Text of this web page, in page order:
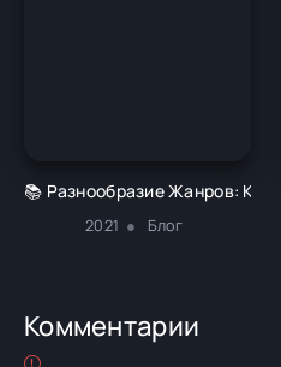
📚 Разнообразие Жанров:
2021 Блог
Комментарии